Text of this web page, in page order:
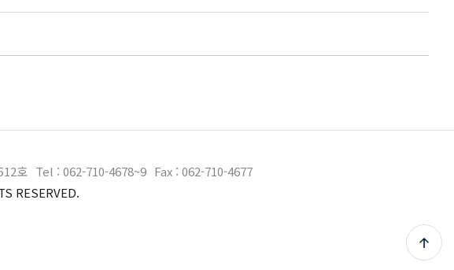
호 Tel : 062-710-4678~9 Fax : 062-710-4677
RESERVED.